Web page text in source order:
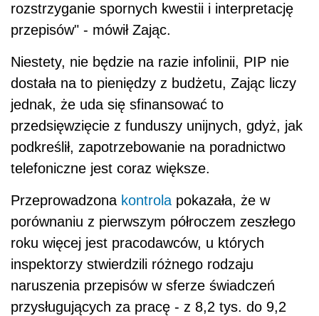
rozstrzyganie spornych kwestii i interpretację
przepisów" - mówił Zając.
Niestety, nie będzie na razie infolinii, PIP nie
dostała na to pieniędzy z budżetu, Zając liczy
jednak, że uda się sfinansować to
przedsięwzięcie z funduszy unijnych, gdyż, jak
podkreślił, zapotrzebowanie na poradnictwo
telefoniczne jest coraz większe.
Przeprowadzona kontrolapokazała, że w
porównaniu z pierwszym półroczem zeszłego
roku więcej jest pracodawców, u których
inspektorzy stwierdzili różnego rodzaju
naruszenia przepisów w sferze świadczeń
przysługujących za pracę - z 8,2 tys. do 9,2